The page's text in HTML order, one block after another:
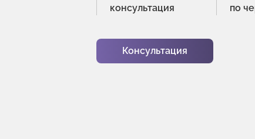
консультация
по
Консультация